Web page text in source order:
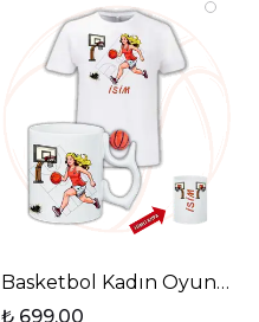
Basketbol Kadın Oyunculu Basketbol Toplu Kupa + Baskılı Pamuklu Tişört Kombin-2
₺ 699.00